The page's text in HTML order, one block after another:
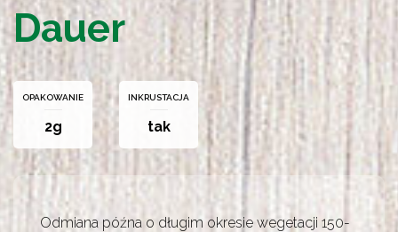
Dauer
OPAKOWANIE
2g
INKRUSTACJA
tak
Odmiana późna o długim okresie wegetacji 150-